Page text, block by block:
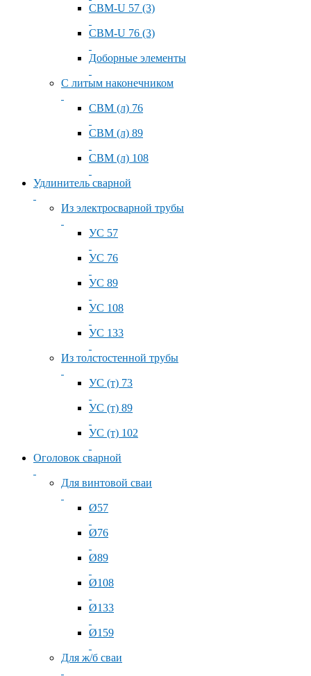
СВМ-U 57 (3)
СВМ-U 76 (3)
Доборные элементы
С литым наконечником
СВМ (л) 76
СВМ (л) 89
СВМ (л) 108
Удлинитель сварной
Из электросварной трубы
УС 57
УС 76
УС 89
УС 108
УС 133
Из толстостенной трубы
УС (т) 73
УС (т) 89
УС (т) 102
Оголовок сварной
Для винтовой сваи
Ø57
Ø76
Ø89
Ø108
Ø133
Ø159
Для ж/б сваи